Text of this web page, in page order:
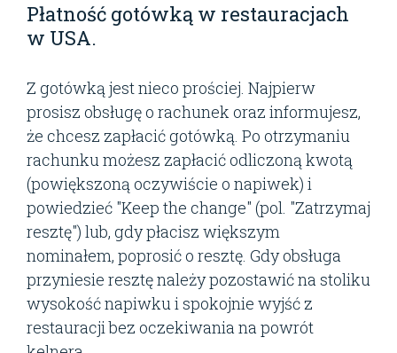
Płatność gotówką w restauracjach
w USA.
Z gotówką jest nieco prościej. Najpierw
prosisz obsługę o rachunek oraz informujesz,
że chcesz zapłacić gotówką. Po otrzymaniu
rachunku możesz zapłacić odliczoną kwotą
(powiększoną oczywiście o napiwek) i
powiedzieć "Keep the change" (pol. "Zatrzymaj
resztę") lub, gdy płacisz większym
nominałem, poprosić o resztę. Gdy obsługa
przyniesie resztę należy pozostawić na stoliku
wysokość napiwku i spokojnie wyjść z
restauracji bez oczekiwania na powrót